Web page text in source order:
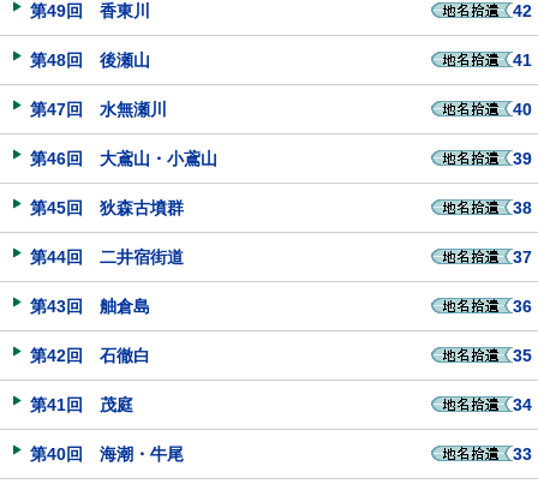
第49回 香東川 42
第48回 後瀬山 41
第47回 水無瀬川 40
第46回 大鳶山・小鳶山 39
第45回 狄森古墳群 38
第44回 二井宿街道 37
第43回 舳倉島 36
第42回 石徹白 35
第41回 茂庭 34
第40回 海潮・牛尾 33